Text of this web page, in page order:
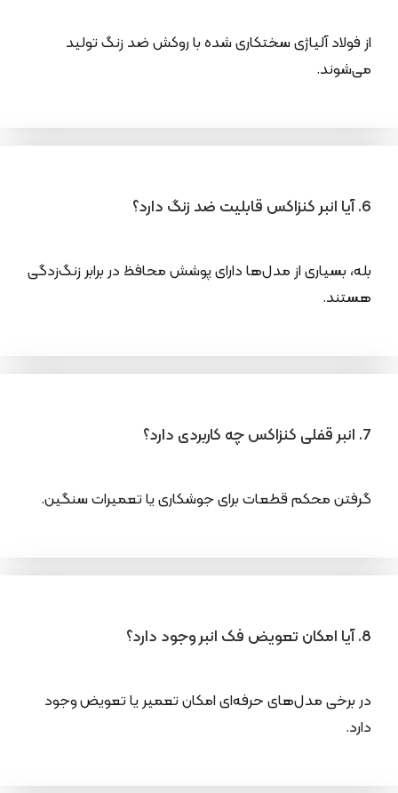
از فولاد آلیاژی سختکاری شده با روکش ضد زنگ تولید
می‌شوند.
6. آیا انبر کنزاکس قابلیت ضد زنگ دارد؟
بله، بسیاری از مدل‌ها دارای پوشش محافظ در برابر زنگ‌زدگی
هستند.
7. انبر قفلی کنزاکس چه کاربردی دارد؟
گرفتن محکم قطعات برای جوشکاری یا تعمیرات سنگین.
8. آیا امکان تعویض فک انبر وجود دارد؟
در برخی مدل‌های حرفه‌ای امکان تعمیر یا تعویض وجود
دارد.